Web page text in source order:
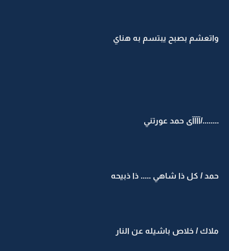
واتعشم بصبح يبتسم به هناي
......../آآآآى حمد عورتني
حمد / كل ذا شاهي ..... ذا ذبيحه
ملاك / خلاص باشيله عن النار